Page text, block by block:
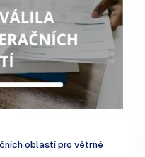
oblastí pro větrné